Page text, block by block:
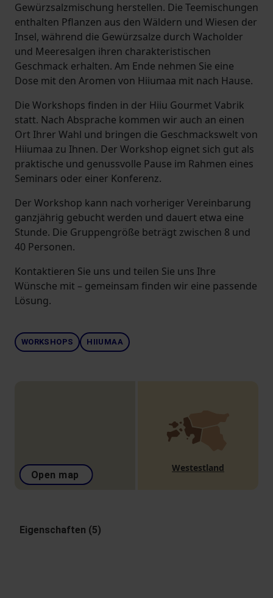
Gewürzsalzmischung herstellen. Die Teemischungen
enthalten Pflanzen aus den Wäldern und Wiesen der
Insel, während die Gewürzsalze durch Wacholder
und Meeresalgen ihren charakteristischen
Geschmack erhalten. Am Ende nehmen Sie eine
Dose mit den Aromen von Hiiumaa mit nach Hause.
Die Workshops finden in der Hiiu Gourmet Vabrik
statt. Nach Absprache kommen wir auch an einen
Ort Ihrer Wahl und bringen die Geschmackswelt von
Hiiumaa zu Ihnen. Der Workshop eignet sich gut als
praktische und genussvolle Pause im Rahmen eines
Seminars oder einer Konferenz.
Der Workshop kann nach vorheriger Vereinbarung
ganzjährig gebucht werden und dauert etwa eine
Stunde. Die Gruppengröße beträgt zwischen 8 und
40 Personen.
Kontaktieren Sie uns und teilen Sie uns Ihre
Wünsche mit – gemeinsam finden wir eine passende
Lösung.
WORKSHOPS HIIUMAA
Open map
Westestland
Eigenschaften (5)